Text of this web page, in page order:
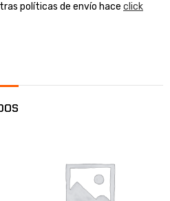
políticas de envío hace click